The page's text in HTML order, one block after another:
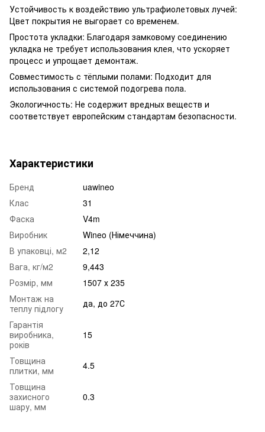
Устойчивость к воздействию ультрафиолетовых лучей:
Цвет покрытия не выгорает со временем.
Простота укладки: Благодаря замковому соединению
укладка не требует использования клея, что ускоряет
процесс и упрощает демонтаж.
Совместимость с тёплыми полами: Подходит для
использования с системой подогрева пола.
Экологичность: Не содержит вредных веществ и
соответствует европейским стандартам безопасности.
Характеристики
Бренд
uawineo
Клас
31
Фаска
V4m
Виробник
Wineo (Німеччина)
В упаковці, м2
2,12
Вага, кг/м2
9,443
Розмір, мм
1507 х 235
Монтаж на
теплу підлогу
да, до 27С
Гарантія
виробника,
років
15
Товщина
плитки, мм
4.5
Товщина
захисного
шару, мм
0.3